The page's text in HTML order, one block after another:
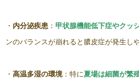
・ 内分泌疾患 ： 甲状腺機能低下症やクッ
ンのバランスが崩れると膿皮症が発生し
・高温多湿の環境：特に夏場は細菌が繁